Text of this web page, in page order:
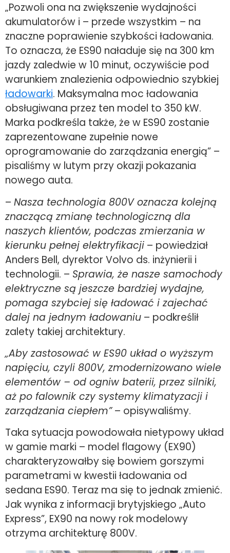
„Pozwoli ona na zwiększenie wydajności
akumulatorów i – przede wszystkim – na
znaczne poprawienie szybkości ładowania.
To oznacza, że ES90 naładuje się na 300 km
jazdy zaledwie w 10 minut, oczywiście pod
warunkiem znalezienia odpowiednio szybkiej
ładowarki. Maksymalna moc ładowania
obsługiwana przez ten model to 350 kW.
Marka podkreśla także, że w ES90 zostanie
zaprezentowane zupełnie nowe
oprogramowanie do zarządzania energią” –
pisaliśmy w lutym przy okazji pokazania
nowego auta.
– Nasza technologia 800V oznacza kolejną
znaczącą zmianę technologiczną dla
naszych klientów, podczas zmierzania w
kierunku pełnej elektryfikacji – powiedział
Anders Bell, dyrektor Volvo ds. inżynierii i
technologii. – Sprawia, że nasze samochody
elektryczne są jeszcze bardziej wydajne,
pomaga szybciej się ładować i zajechać
dalej na jednym ładowaniu – podkreślił
zalety takiej architektury.
„Aby zastosować w ES90 układ o wyższym
napięciu, czyli 800V, zmodernizowano wiele
elementów – od ogniw baterii, przez silniki,
aż po falownik czy systemy klimatyzacji i
zarządzania ciepłem”– opisywaliśmy.
Taka sytuacja powodowała nietypowy układ
w gamie marki – model flagowy (EX90)
charakteryzowałby się bowiem gorszymi
parametrami w kwestii ładowania od
sedana ES90. Teraz ma się to jednak zmienić.
Jak wynika z informacji brytyjskiego „Auto
Express”, EX90 na nowy rok modelowy
otrzyma architekturę 800V.